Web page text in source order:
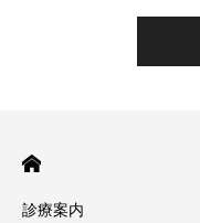
診療案内